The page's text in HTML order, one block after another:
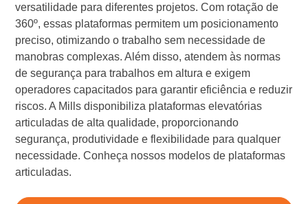
versatilidade para diferentes projetos. Com rotação de
360º, essas plataformas permitem um posicionamento
preciso, otimizando o trabalho sem necessidade de
manobras complexas. Além disso, atendem às normas
de segurança para trabalhos em altura e exigem
operadores capacitados para garantir eficiência e reduzir
riscos. A Mills disponibiliza plataformas elevatórias
articuladas de alta qualidade, proporcionando
segurança, produtividade e flexibilidade para qualquer
necessidade. Conheça nossos modelos de plataformas
articuladas.